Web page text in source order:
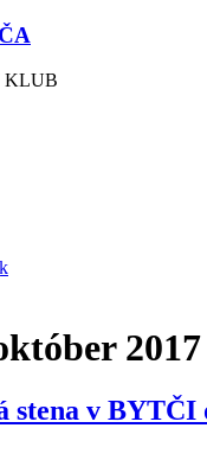
KLUB
2017
stena v BYTČI